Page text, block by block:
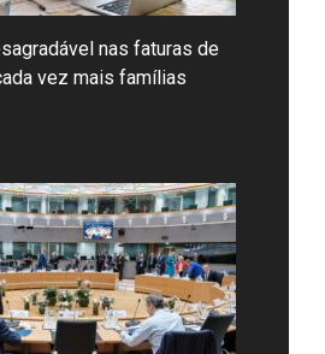
nas faturas de
vez mais famílias